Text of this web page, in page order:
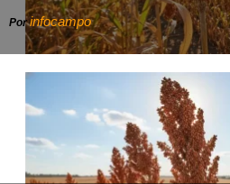
Porinfocampo